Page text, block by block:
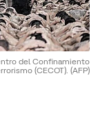
del Confinamiento
(CECOT). (AFP)